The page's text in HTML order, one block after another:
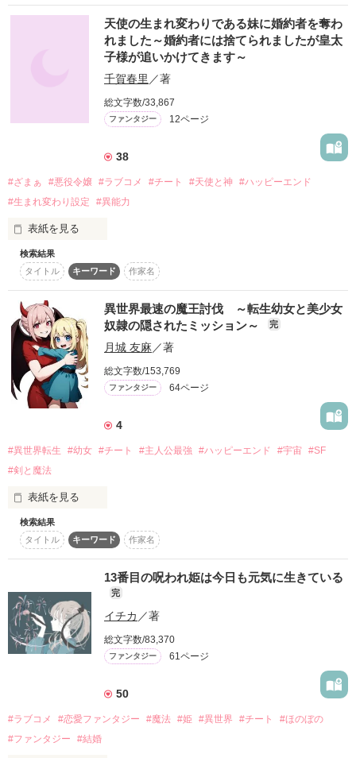
♦︎♦︎
作品を読む
作品を読む
強国ヨルゴードに侵攻される故郷を守るため
自ら暴君の婚約者となることを決めた
美しく純真な聖女ミティア。
しかし、嫁ぎ先へと向かう道中、
罠にかけられて命の危機に陥ってしまう。
そこへ救世主のごとく現れたのは
紳士的ながらも底知れぬ微笑をたたえた
「生きているとバレたら厄介な事態になる。あなたはここで死
んだことにするんです。俺と取り引きをするなら、一生守り抜
＊＊
一騎当千の実力を持つ謎多き騎士
ハーランツ＝レオポルト
×
男装騎士となり身分を偽る聖女
ミティア＝アルメーヌ
＊素性がバレたらお互い極刑！？
下剋上異世界ラブファンタジー＊
START＊2021.8.29
END＊2021.11.21
野いちご・ベリーズカフェ
ファンタジーランキング入り＊2021.11.22
作品を読む
天使の生まれ変わりである妹に婚約者を奪わ
れました～婚約者には捨てられましたが皇太
子様が追いかけてきます～
千賀春里 ／著
総文字数/33,867
ファンタジー 12ページ
38
#ざまぁ #悪役令嬢 #ラブコメ #チート #天使と神
#ハッピーエンド
#生まれ変わり設定
#異能力
表紙を見る
申し訳ありません、お母様。私、こんな家門の当主は御免です
作品を読む
検索結果
タイトル
キーワード 作家名
異世界最速の魔王討伐 ～転生幼女と美少女
奴隷の隠されたミッション～
完
月城 友麻 ／著
総文字数/153,769
ファンタジー 64ページ
4
#異世界転生 #幼女 #チート #主人公最強 #ハッピーエンド #宇宙 #SF
#剣と魔法
表紙を見る
異世界転生を果たした男子高校生の主人公。しかし、身体は
幼女で、与えられたスキルは『即死』。意味も分からず『魔王
Death！』と叫んでみたら……。
襲いかかってくる魔王軍に奴隷の美少女悪魔。その裏で画策
する可愛い大天使。そのドタバタ劇の裏で主人公には『若返
り』の呪いが進行していく。
受精卵にまで若返る前に主人公は呪いを解くことができるの
健気で天然な美少女悪魔と最強幼女は未来をつかむために奔
面白さてんこ盛りの冒険物語です。ぜひ、お楽しみください
検索結果
タイトル
キーワード 作家名
13番目の呪われ姫は今日も元気に生きている
完
イチカ ／著
総文字数/83,370
ファンタジー 61ページ
50
#ラブコメ #恋愛ファンタジー #魔法 #姫 #異世界 #チート
#ほのぼの
#ファンタジー
#結婚